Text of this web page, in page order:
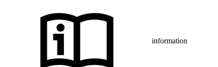
information